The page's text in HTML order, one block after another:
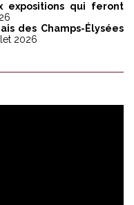
expositions qui feront
des Champs-Élysées
2026